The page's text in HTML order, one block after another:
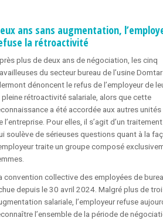
ans sans augmentation,
la rétroactivité
plus de deux ans de négociation, les cinq
du secteur bureau de l’usine
dénoncent le refus de l’employeur de
pleine rétroactivité salariale, alors que cette
a été accordée aux autres
l’entreprise. Pour elles, il s’agit d’un
soulève de sérieuses questions quant à la
traite un groupe composé
convention collective des employées de
depuis le 30 avril 2024. Malgré plus de
salariale, l’employeur refuse
l’ensemble de la période de